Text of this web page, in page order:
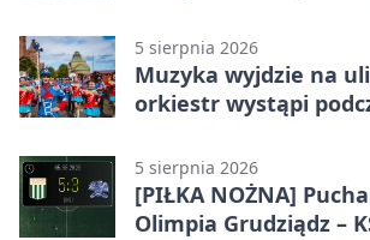
5 sierpnia 2026
Muzyka wyjdzie na
orkiestr wystąpi
5 sierpnia 2026
[PIŁKA NOŻNA]
Olimpia Grudziądz –